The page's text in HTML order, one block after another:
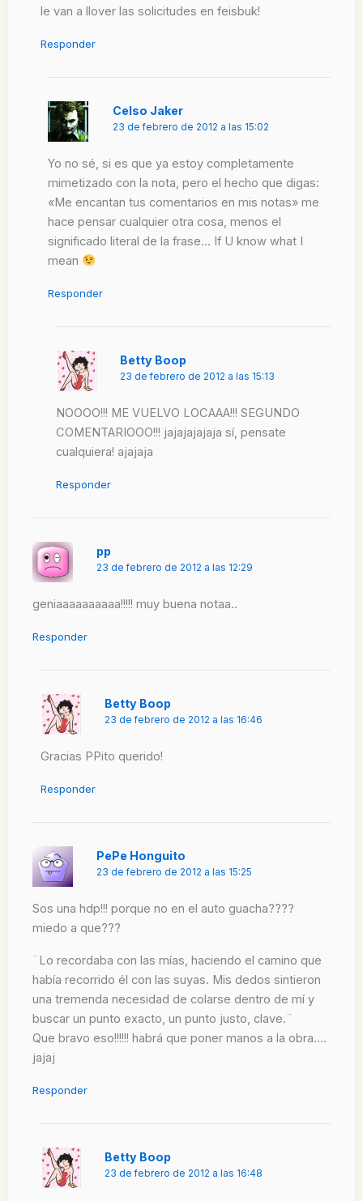
le van a llover las solicitudes en feisbuk!
Responder
Celso Jaker
23 de febrero de 2012 a las 15:02
Yo no sé, si es que ya estoy completamente
mimetizado con la nota, pero el hecho que digas:
«Me encantan tus comentarios en mis notas» me
hace pensar cualquier otra cosa, menos el
significado literal de la frase… If U know what I
mean
Responder
Betty Boop
23 de febrero de 2012 a las 15:13
NOOOO!!! ME VUELVO LOCAAA!!! SEGUNDO
COMENTARIOOO!!! jajajajajaja sí, pensate
cualquiera! ajajaja
Responder
pp
23 de febrero de 2012 a las 12:29
geniaaaaaaaaaa!!!!! muy buena notaa..
Responder
Betty Boop
23 de febrero de 2012 a las 16:46
Gracias PPito querido!
Responder
PePe Honguito
23 de febrero de 2012 a las 15:25
Sos una hdp!!! porque no en el auto guacha????
miedo a que???
¨Lo recordaba con las mías, haciendo el camino que
había recorrido él con las suyas. Mis dedos sintieron
una tremenda necesidad de colarse dentro de mí y
buscar un punto exacto, un punto justo, clave.¨
Que bravo eso!!!!!! habrá que poner manos a la obra….
jajaj
Responder
Betty Boop
23 de febrero de 2012 a las 16:48